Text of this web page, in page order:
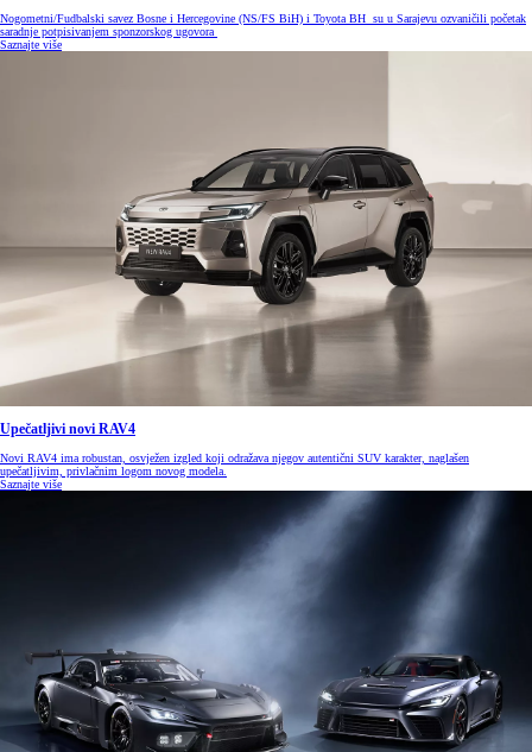
Nogometni/Fudbalski savez Bosne i Hercegovine (NS/FS BiH) i Toyota BH su u Sarajevu ozvaničili početak
saradnje potpisivanjem sponzorskog ugovora
Saznajte više
Upečatljivi novi RAV4
Novi RAV4 ima robustan, osvježen izgled koji odražava njegov autentični SUV karakter, naglašen
upečatljivim, privlačnim logom novog modela.
Saznajte više